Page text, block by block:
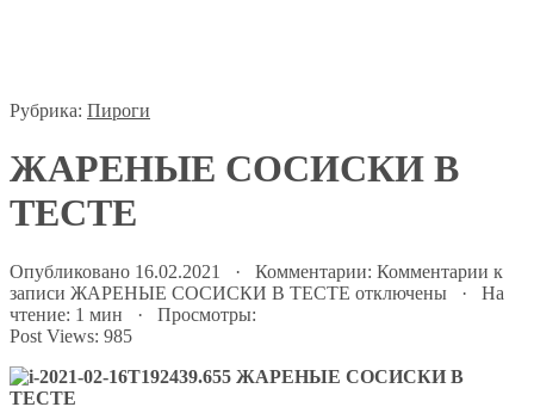
Рубрика: Пироги
ЖАРЕНЫЕ СОСИСКИ В
ТЕСТЕ
Опубликовано 16.02.2021 · Комментарии: Комментарии к
записи ЖАРЕНЫЕ СОСИСКИ В ТЕСТЕ отключены · На
чтение: 1 мин · Просмотры:
Post Views: 985